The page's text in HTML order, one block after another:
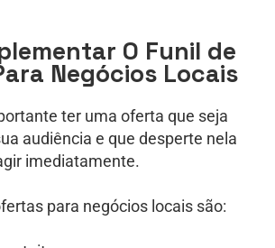
O Funil de
Negócios Locais
ter uma oferta que seja
audiência e que desperte nela
imediatamente.
para negócios locais são: